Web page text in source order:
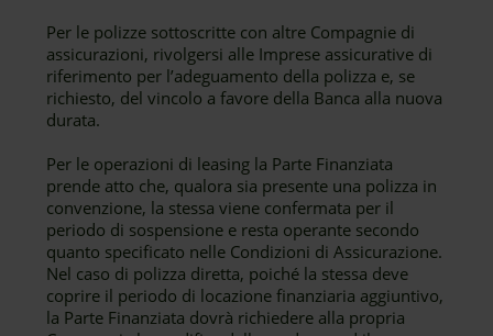
Per le polizze sottoscritte con altre Compagnie di
assicurazioni, rivolgersi alle Imprese assicurative di
riferimento per l’adeguamento della polizza e, se
richiesto, del vincolo a favore della Banca alla nuova
durata.
Per le operazioni di leasing la Parte Finanziata
prende atto che, qualora sia presente una polizza in
convenzione, la stessa viene confermata per il
periodo di sospensione e resta operante secondo
quanto specificato nelle Condizioni di Assicurazione.
Nel caso di polizza diretta, poiché la stessa deve
coprire il periodo di locazione finanziaria aggiuntivo,
la Parte Finanziata dovrà richiedere alla propria